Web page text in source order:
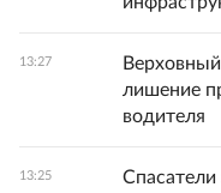
13:27
лишение
водителя
13:25
Спасатели